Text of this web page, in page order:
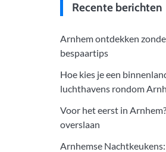
Recente berichten
Arnhem ontdekken
bespaartips
Hoe kies je een
luchthavens rondom
Voor het eerst in
overslaan
Arnhemse